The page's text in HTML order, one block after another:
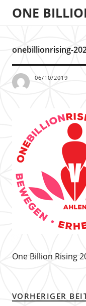
ONE
onebillionrising-
06/10/2019
One Billion Rising
VORHERIGER